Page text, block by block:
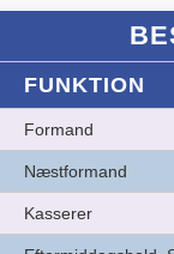
FUNKTION
Formand
Næstformand
Kasserer